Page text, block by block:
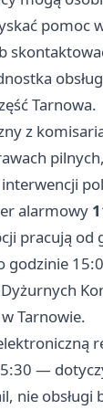
pomoc
Tarnowa.
z
alarmowy
pracują od
godzinie
Dyżurnych
Tarnowie.
—
nie obsługi